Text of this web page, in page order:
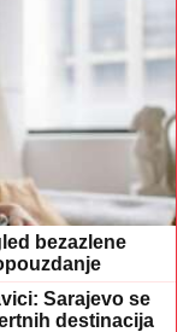
bezazlene
Sarajevo se
destinacija